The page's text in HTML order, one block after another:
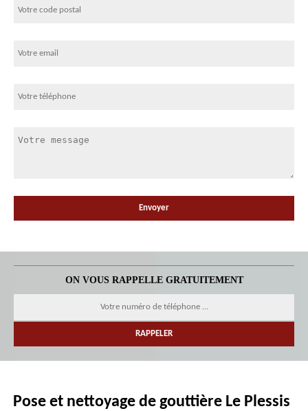
ON VOUS RAPPELLE GRATUITEMENT
Pose et nettoyage de gouttière Le Plessis